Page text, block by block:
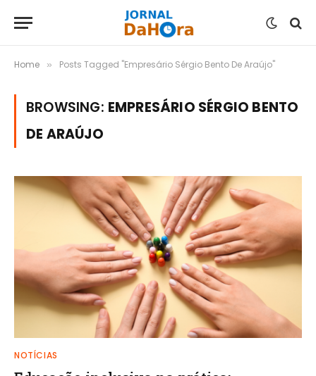
Home » Posts Tagged "Empresário Sérgio Bento De Araújo"
BROWSING: EMPRESÁRIO SÉRGIO BENTO
DE ARAÚJO
NOTÍCIAS